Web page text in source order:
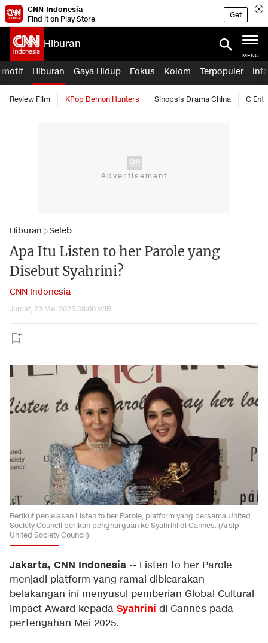
CNN Indonesia
Find it on Play Store
Get
Hiburan
MENU
Hiburan Gaya Hidup Fokus Kolom Terpopuler
Review Film KPop Demon Hunters Sinopsis Drama China C Ent
Hiburan Seleb
Apa Itu Listen to her Parole yang
Disebut Syahrini?
CNN Indonesia
Jumat, 23 Mei 2025 08:00 WIB
Berikut penjelasan Listen to her Parole, platform yang bersama United
Society Council berikan penghargaan ke Syahrini di Cannes. (Arsip
United Society Council)
Jakarta, CNN Indonesia -- Listen to her Parole
menjadi platform yang ramai dibicarakan
belakangan ini menyusul pemberian Global Cultural
Impact Award kepada Syahrini di Cannes pada
pertengahan Mei 2025.